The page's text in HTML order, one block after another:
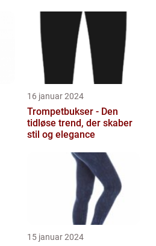
16 januar 2024
Trompetbukser - Den
tidløse trend, der skaber
stil og elegance
15 januar 2024